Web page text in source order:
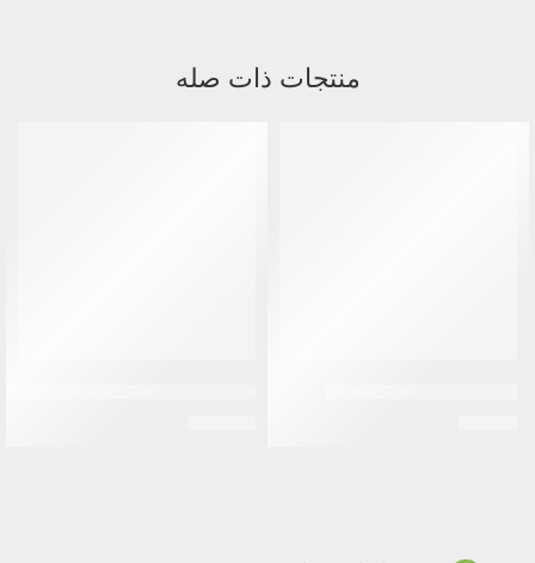
منتجات ذات صله